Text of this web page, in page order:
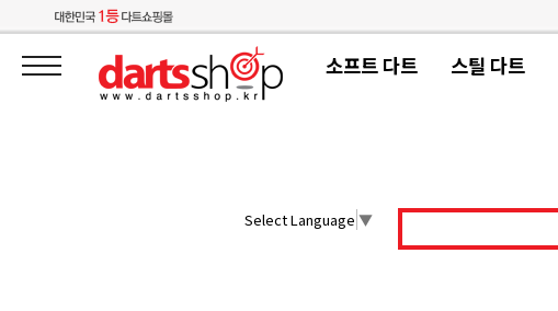
소프트 다트 스틸 다트
Select Language ▼